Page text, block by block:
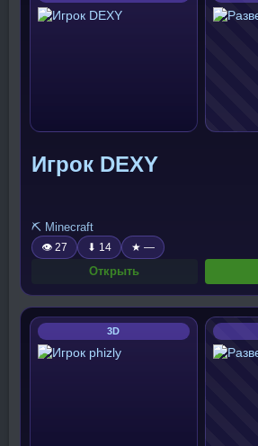
Игрок DEXY
⛏️ Minecraft
👁 27 ⬇ 14 ★ —
Открыть
3D